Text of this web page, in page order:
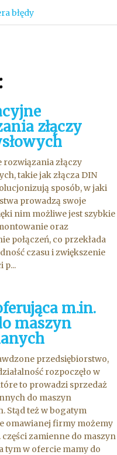
błędy
złączy
złączy
takie jak złącza DIN
sposób, w jaki
prowadzą swoje
nim możliwe jest szybkie
oraz
połączeń, co przekłada
czasu i zwiększenie
p...
m.in.
maszyn
przedsiębiorstwo,
rozpoczęło w
to prowadzi sprzedaż
do maszyn
Stąd też w bogatym
omawianej firmy możemy
części zamienne do maszyn
tym w ofercie mamy do